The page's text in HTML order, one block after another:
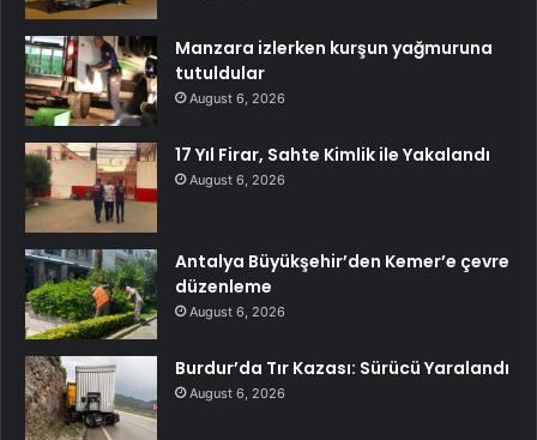
Manzara izlerken kurşun yağmuruna
tutuldular
August 6, 2026
17 Yıl Firar, Sahte Kimlik ile Yakalandı
August 6, 2026
Antalya Büyükşehir’den Kemer’e çevre
düzenleme
August 6, 2026
Burdur’da Tır Kazası: Sürücü Yaralandı
August 6, 2026